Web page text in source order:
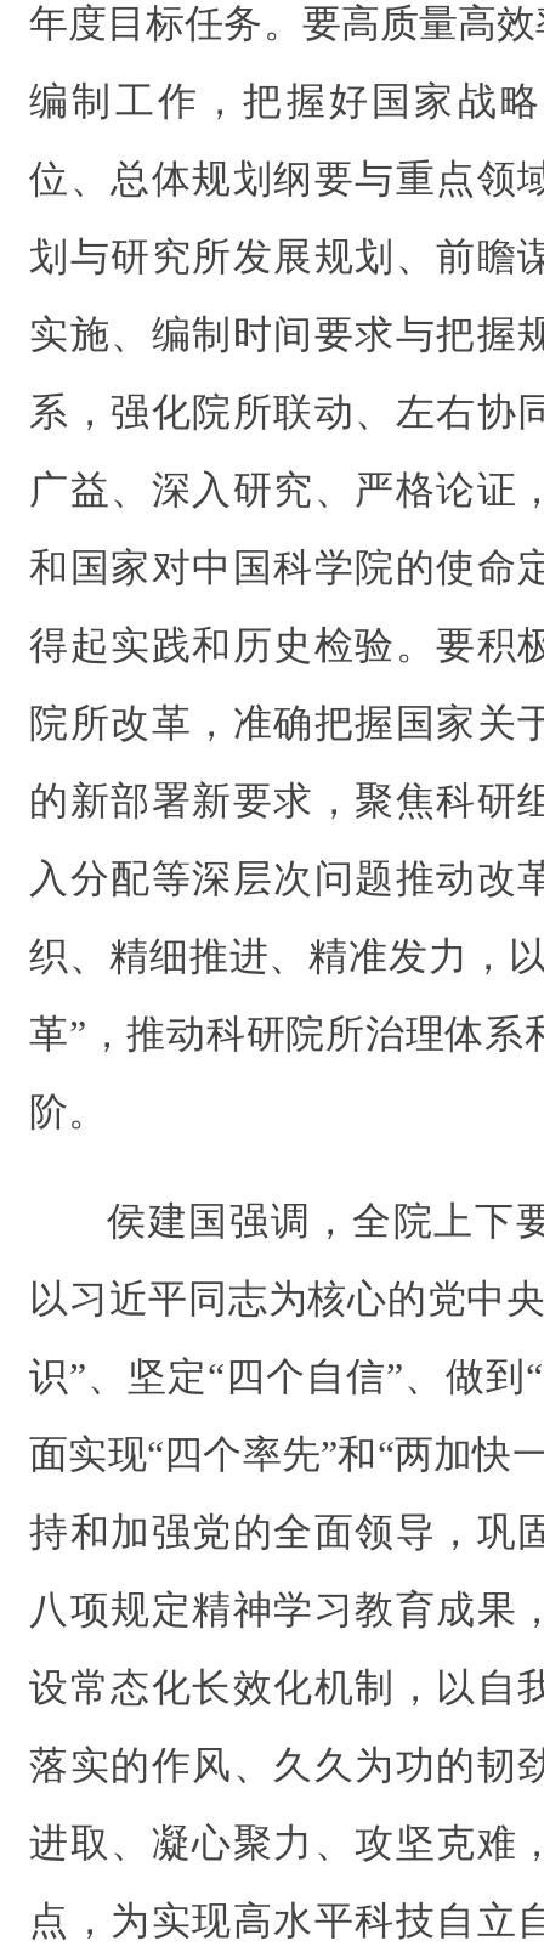
年度目标任务。要高质量高
编制工作，把握好国家战
位、总体规划纲要与重点领
划与研究所发展规划、前瞻
实施、编制时间要求与把握
系，强化院所联动、左右协
广益、深入研究、严格论证
和国家对中国科学院的使命
得起实践和历史检验。要积
院所改革，准确把握国家关
的新部署新要求，聚焦科研
入分配等深层次问题推动改
织、精细推进、精准发力，
革”，推动科研院所治理体系
阶。
侯建国强调，全院上下
以习近平同志为核心的党中
识”、坚定“四个自信”、做到
面实现“四个率先”和“两加快
持和加强党的全面领导，巩
八项规定精神学习教育成果
设常态化长效化机制，以自
落实的作风、久久为功的韧
进取、凝心聚力、攻坚克难
点，为实现高水平科技自立